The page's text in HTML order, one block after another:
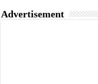
Advertisement